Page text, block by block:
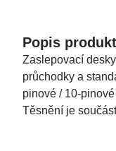
Popis
Zaslepovací
průchodky a
pinové / 10-
Těsnění je